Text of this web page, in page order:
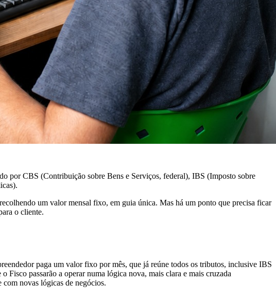
por CBS (Contribuição sobre Bens e Serviços, federal), IBS (Imposto sobre
um valor mensal fixo, em guia única. Mas há um ponto que precisa ficar
o cliente.
paga um valor fixo por mês, que já reúne todos os tributos, inclusive IBS
passarão a operar numa lógica nova, mais clara e mais cruzada
com novas lógicas de negócios.